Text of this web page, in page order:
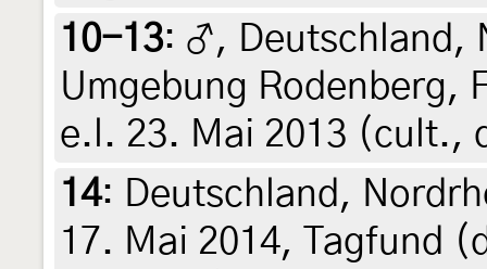
10-13: ♂, Deutschland,
Umgebung Rodenberg,
e.l. 23. Mai 2013 (cult.,
14: Deutschland,
17. Mai 2014, Tagfund